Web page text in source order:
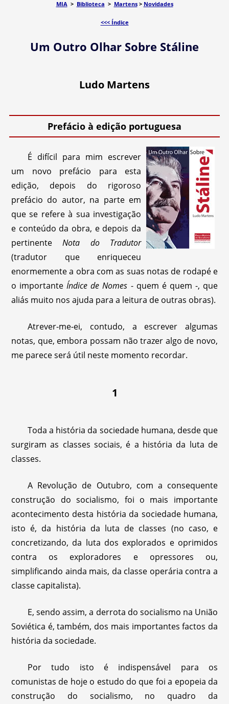
MIA> Biblioteca > Martens> Novidades
<<< Índice
Um Outro Olhar Sobre Stáline
Ludo Martens
Prefácio à edição portuguesa
É difícil para mim escrever
um novo prefácio para esta
edição, depois do rigoroso
prefácio do autor, na parte em
que se refere à sua investigação
e conteúdo da obra, e depois da
pertinenteNota do Tradutor
(tradutor que enriqueceu
enormemente a obra com as suas notas de rodapé e
o importanteÍndice de Nomes - quem é quem -, que
aliás muito nos ajuda para a leitura de outras obras).
Atrever-me-ei, contudo, a escrever algumas
notas, que, embora possam não trazer algo de novo,
me parece será útil neste momento recordar.
1
Toda a história da sociedade humana, desde que
surgiram as classes sociais, é a história da luta de
classes.
A Revolução de Outubro, com a consequente
construção do socialismo, foi o mais importante
acontecimento desta história da sociedade humana,
isto é, da história da luta de classes (no caso, e
concretizando, da luta dos explorados e oprimidos
contra os exploradores e opressores ou,
simplificando ainda mais, da classe operária contra a
classe capitalista).
E, sendo assim, a derrota do socialismo na União
Soviética é, também, dos mais importantes factos da
história da sociedade.
Por tudo isto é indispensável para os
comunistas de hoje o estudo do que foi a epopeia da
construção do socialismo, no quadro da